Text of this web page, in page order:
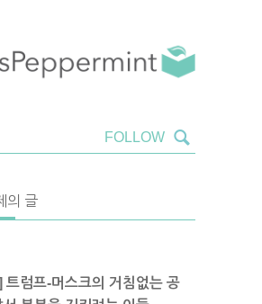
의 글
트럼프-머스크의 거침없는 공